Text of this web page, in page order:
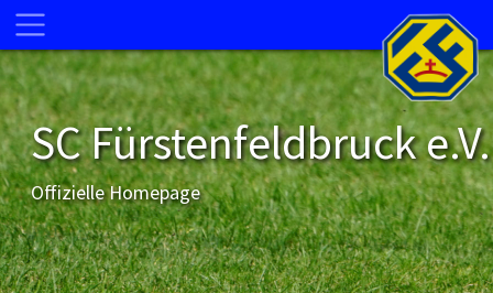
SC Fürstenfeldbruck e.V.
Offizielle Homepage